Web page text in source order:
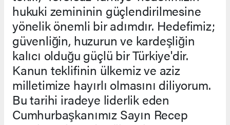
hukuki zemininin güçlendirilmesine
yönelik önemli bir adımdır. Hedefimiz;
güvenliğin, huzurun ve kardeşliğin
kalıcı olduğu güçlü bir Türkiye'dir.
Kanun teklifinin ülkemiz ve aziz
milletimize hayırlı olmasını diliyorum.
Bu tarihi iradeye liderlik eden
Cumhurbaşkanımız Sayın Recep